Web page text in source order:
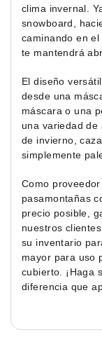
clima invernal.
snowboard,
caminando en
te mantendrá
El diseño
desde una
máscara o una
una variedad de
de invierno,
simplemente
Como
pasamontañas
precio posible,
nuestros
su inventario
mayor para uso
cubierto. ¡Haga
diferencia que